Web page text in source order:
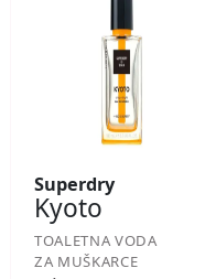
Superdry
Kyoto
TOALETNA VODA
ZA MUŠKARCE